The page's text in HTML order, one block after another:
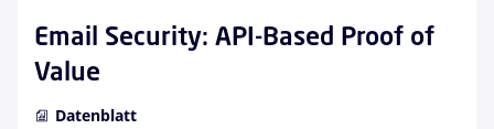
Email Security: API-Based Proof of
Value
Datenblatt